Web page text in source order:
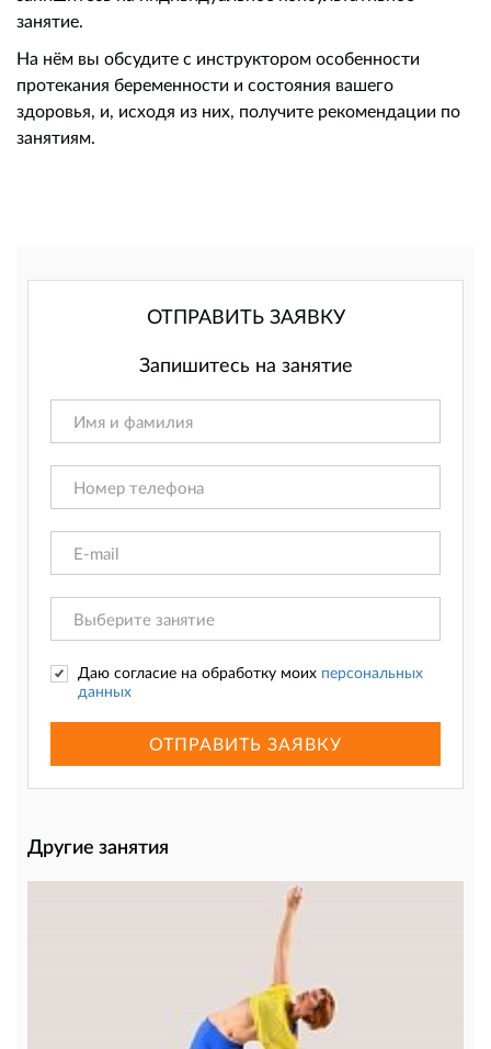
занятие.
На нём вы обсудите с инструктором особенности
протекания беременности и состояния вашего
здоровья, и, исходя из них, получите рекомендации по
занятиям.
ОТПРАВИТЬ ЗАЯВКУ
Запишитесь на занятие
Даю согласие на обработку моих персональных
данных
ОТПРАВИТЬ ЗАЯВКУ
Другие занятия